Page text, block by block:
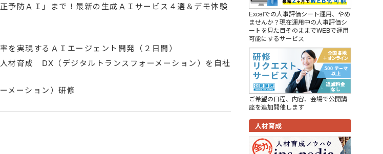
予防ＡＩ」まで！最新の生成ＡＩサービス４選＆デモ体験
を実現するＡＩエージェント開発（２日間）
材育成 DX（デジタルトランスフォーメーション）を自社
メーション）研修
Excelでの人事評価シート運用、やめ
ませんか？現在運用中の人事評価シ
ートを見た目そのままでWEBで運用
可能にするサービス
ご希望の日程、内容、会場で公開講
座を追加開催します
人材育成